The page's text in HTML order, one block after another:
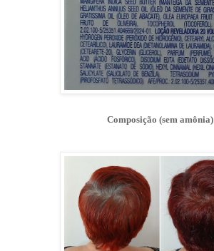
Composição (sem amônia)